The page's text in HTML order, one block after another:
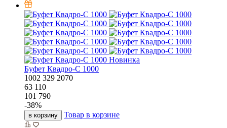
Новинка
Буфет Квадро-С 1000
1002 329 2070
63 110
101 790
-38%
в корзину Товар в корзине